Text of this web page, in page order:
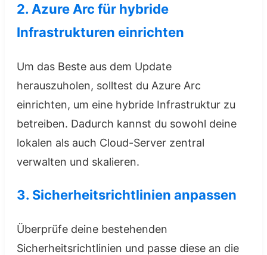
2. Azure Arc für hybride
Infrastrukturen einrichten
Um das Beste aus dem Update
herauszuholen, solltest du Azure Arc
einrichten, um eine hybride Infrastruktur zu
betreiben. Dadurch kannst du sowohl deine
lokalen als auch Cloud-Server zentral
verwalten und skalieren.
3. Sicherheitsrichtlinien anpassen
Überprüfe deine bestehenden
Sicherheitsrichtlinien und passe diese an die